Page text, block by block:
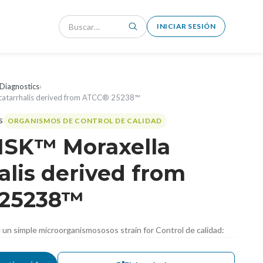
INICIAR SESIÓN
›
derived from ATCC® 25238™
ORGANISMOS DE CONTROL DE CALIDAD
Moraxella
derived from
simple microorganismososos strain for Control de calidad: